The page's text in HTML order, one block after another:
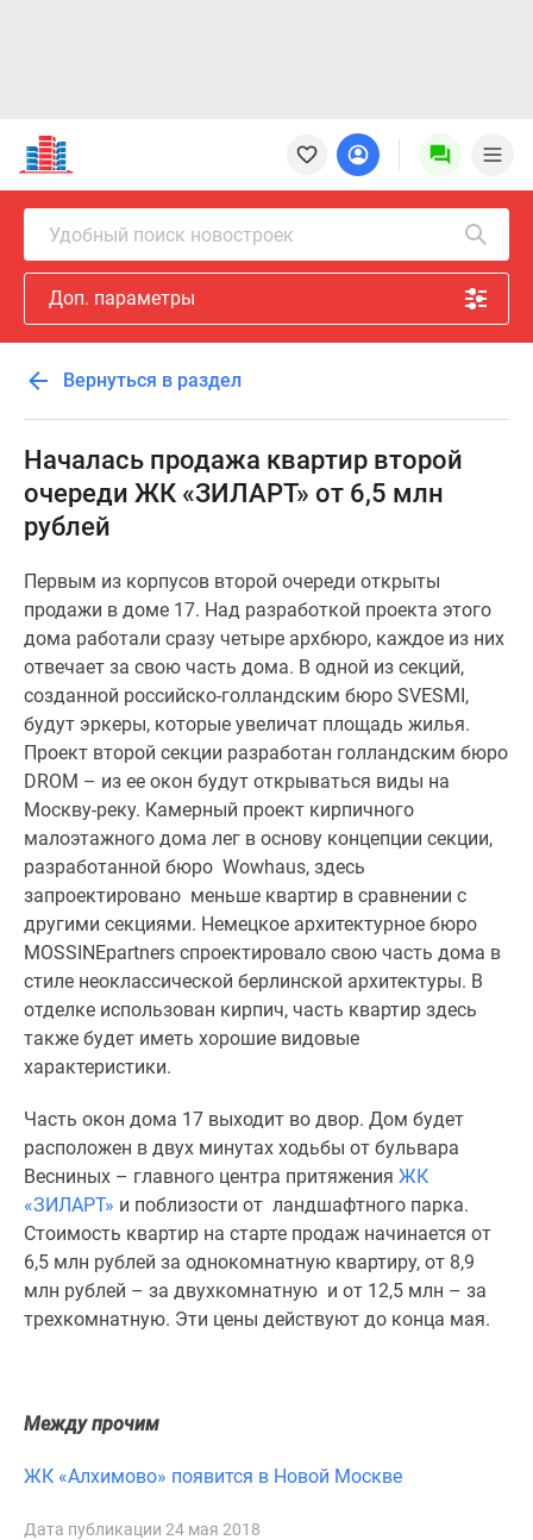
Новостройки
Квартиры
Ипотека
Новостройки
Москвы
Новостройки
Подмосковья
Новостройки
Москвы
Готовые
новостройки
Новостройки
карте
предложения
Коммерческие
помещения
Продавцы
застройщики
Панорамы
новостроек
Видеообзор
новостроек
Экспертиза
новостроек
Экология
Москвы
Подмосковья
Студии
комнатные
комнатные
Квартиры
карте
Ипотечный
ипотека
ипотека
Удобный поиск новостроек
Доп. параметры
Вернуться в раздел
Началась продажа квартир второй
очереди ЖК «ЗИЛАРТ» от 6,5 млн
рублей
Первым из корпусов второй очереди открыты
продажи в доме 17. Над разработкой проекта этого
дома работали сразу четыре архбюро, каждое из них
отвечает за свою часть дома. В одной из секций,
созданной российско-голландским бюро SVESMI,
будут эркеры, которые увеличат площадь жилья.
Проект второй секции разработан голландским бюро
DROM – из ее окон будут открываться виды на
Москву-реку. Камерный проект кирпичного
малоэтажного дома лег в основу концепции секции,
разработанной бюро Wowhaus, здесь
запроектировано меньше квартир в сравнении с
другими секциями. Немецкое архитектурное бюро
MOSSINEpartners спроектировало свою часть дома в
стиле неоклассической берлинской архитектуры. В
отделке использован кирпич, часть квартир здесь
также будет иметь хорошие видовые
характеристики.
Часть окон дома 17 выходит во двор. Дом будет
расположен в двух минутах ходьбы от бульвара
Весниных – главного центра притяжения ЖК
«ЗИЛАРТ» и поблизости от ландшафтного парка.
Стоимость квартир на старте продаж начинается от
6,5 млн рублей за однокомнатную квартиру, от 8,9
млн рублей – за двухкомнатную и от 12,5 млн – за
трехкомнатную. Эти цены действуют до конца мая.
Между прочим
ЖК «Алхимово» появится в Новой Москве
Дата публикации 24 мая 2018